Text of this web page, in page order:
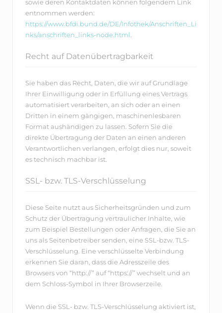
sowie deren Kontaktdaten können folgendem Link
entnommen werden:
https://www.bfdi.bund.de/DE/Infothek/Anschriften_Li
nks/anschriften_links-node.html
Recht auf Datenübertragbarkeit
Sie haben das Recht, Daten, die wir auf Grundlage
Ihrer Einwilligung oder in Erfüllung eines Vertrags
automatisiert verarbeiten, an sich oder an einen
Dritten in einem gängigen, maschinenlesbaren
Format aushändigen zu lassen. Sofern Sie die
direkte Übertragung der Daten an einen anderen
Verantwortlichen verlangen, erfolgt dies nur, soweit
es technisch machbar ist.
SSL- bzw. TLS-Verschlüsselung
Diese Seite nutzt aus Sicherheitsgründen und zum
Schutz der Übertragung vertraulicher Inhalte, wie
zum Beispiel Bestellungen oder Anfragen, die Sie an
uns als Seitenbetreiber senden, eine SSL-bzw. TLS-
Verschlüsselung. Eine verschlüsselte Verbindung
erkennen Sie daran, dass die Adresszeile des
Browsers von “http://” auf “https://” wechselt und an
dem Schloss-Symbol in Ihrer Browserzeile.
Wenn die SSL- bzw. TLS-Verschlüsselung aktiviert ist,